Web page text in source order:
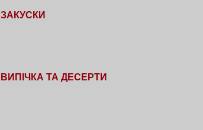
ЗАКУСКИ
ВИПІЧКА ТА ДЕСЕРТИ